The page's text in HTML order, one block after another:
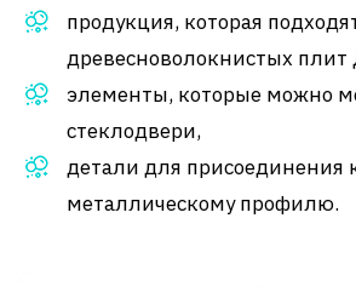
продукция, которая
древесноволокнистых
элементы, которые можно
стеклодвери,
детали для присоединения
металлическому профилю.